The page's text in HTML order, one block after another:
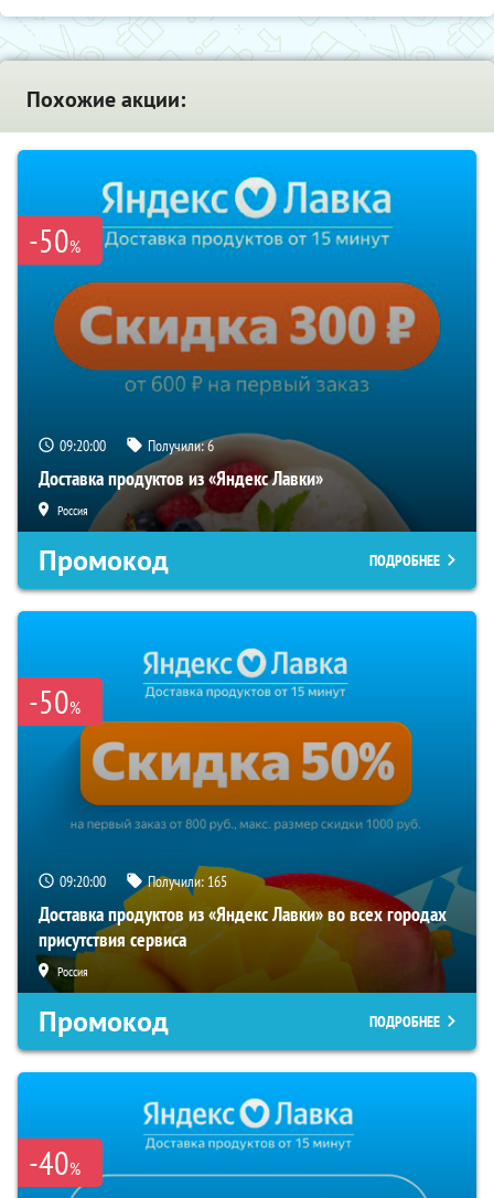
Похожие акции:
-50%
09:19:59 Получили:6
Доставка продуктов из «Яндекс Лавки»
Россия
Промокод ПОДРОБНЕЕ
-50%
09:19:59 Получили: 165
Доставка продуктов из «Яндекс Лавки» во всех городах
присутствия сервиса
Россия
Промокод ПОДРОБНЕЕ
-40%